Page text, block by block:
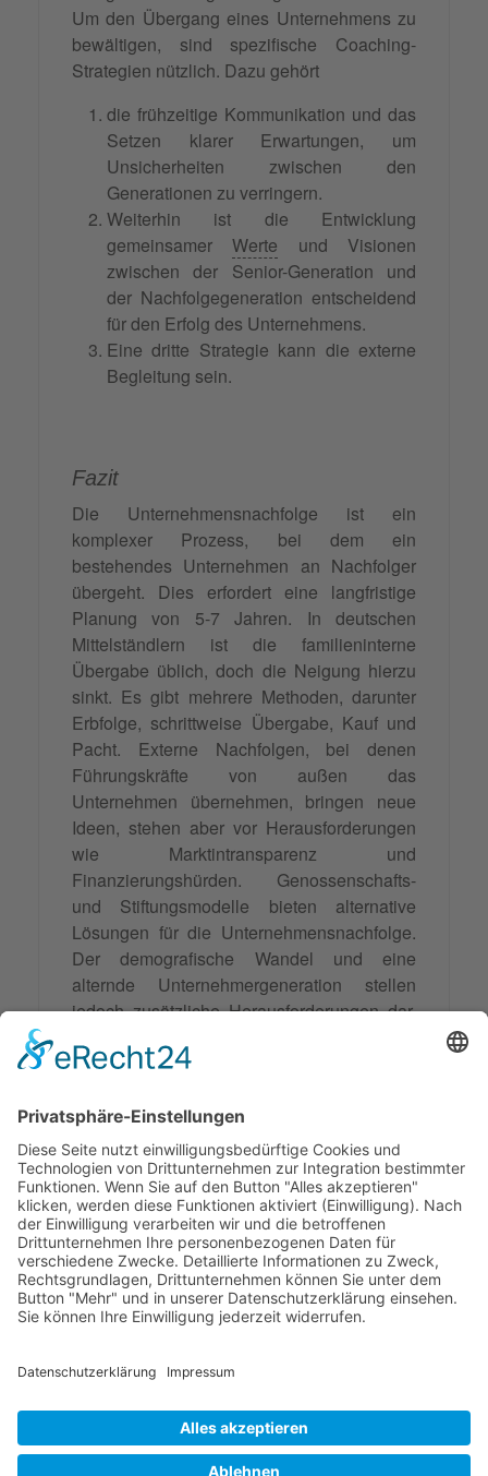
Um den Übergang eines Unternehmens zu
bewältigen, sind spezifische Coaching-
Strategien nützlich. Dazu gehört
die frühzeitige Kommunikation und das
Setzen klarer Erwartungen, um
Unsicherheiten zwischen den
Generationen zu verringern.
Weiterhin ist die Entwicklung
gemeinsamerWerte und Visionen
zwischen der Senior-Generation und
der Nachfolgegeneration entscheidend
für den Erfolg des Unternehmens.
Eine dritte Strategie kann die externe
Begleitung sein.
Fazit
Die Unternehmensnachfolge ist ein
komplexer Prozess, bei dem ein
bestehendes Unternehmen an Nachfolger
übergeht. Dies erfordert eine langfristige
Planung von 5-7 Jahren. In deutschen
Mittelständlern ist die familieninterne
Übergabe üblich, doch die Neigung hierzu
sinkt. Es gibt mehrere Methoden, darunter
Erbfolge, schrittweise Übergabe, Kauf und
Pacht. Externe Nachfolgen, bei denen
Führungskräfte von außen das
Unternehmen übernehmen, bringen neue
Ideen, stehen aber vor Herausforderungen
wie Marktintransparenz und
Finanzierungshürden. Genossenschafts-
und Stiftungsmodelle bieten alternative
Lösungen für die Unternehmensnachfolge.
Der demografische Wandel und eine
alternde Unternehmergeneration stellen
jedoch zusätzliche Herausforderungen dar.
Instrumente, um Konflikte zu lösen und die
vertrauliche, maßgeschneiderte Lösungen,
während Coaching hilft, strategische und
emotionale Herausforderungen zu
bewältigen.
© 2026 Frank Hartung Ihr Mediator bei Konflikten in Familie,